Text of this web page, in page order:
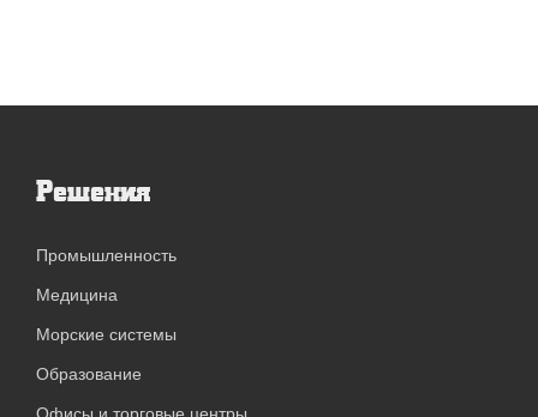
Решения
Промышленность
Медицина
Морские системы
Образование
Офисы и торговые центры